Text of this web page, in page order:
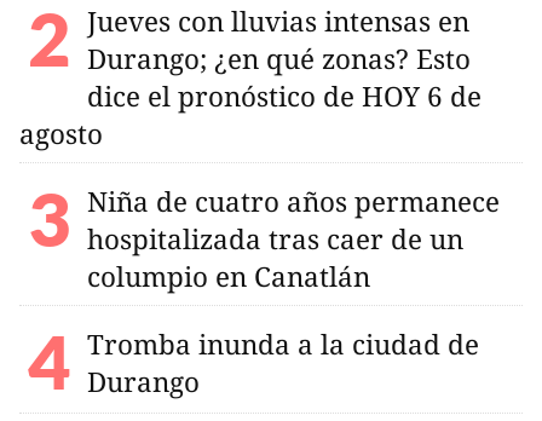
Jueves con lluvias intensas en
Durango; ¿en qué zonas? Esto
dice el pronóstico de HOY 6 de
agosto
Niña de cuatro años permanece
hospitalizada tras caer de un
columpio en Canatlán
Tromba inunda a la ciudad de
Durango